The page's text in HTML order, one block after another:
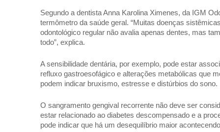
Segundo a dentista Anna Karolina Ximenes, da IGM
termômetro da saúde geral. “Muitas doenças
odontológico regular não avalia apenas dentes, mas
todo”, explica.
A sensibilidade dentária, por exemplo, pode estar
refluxo gastroesofágico e alterações metabólicas que
podem indicar bruxismo, estresse e distúrbios do sono.
O sangramento gengival recorrente não deve ser
estar relacionado ao diabetes descompensado e a
pode indicar que há um desequilíbrio maior